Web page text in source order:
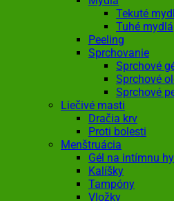
Tekuté
Tuhé mydlá
Peeling
Sprchovanie
Sprchové
Sprchové
Sprchové
Liečivé masti
Dračia krv
Proti bolesti
Menštruácia
Gél na intímnu
Kalíšky
Tampóny
Vložky